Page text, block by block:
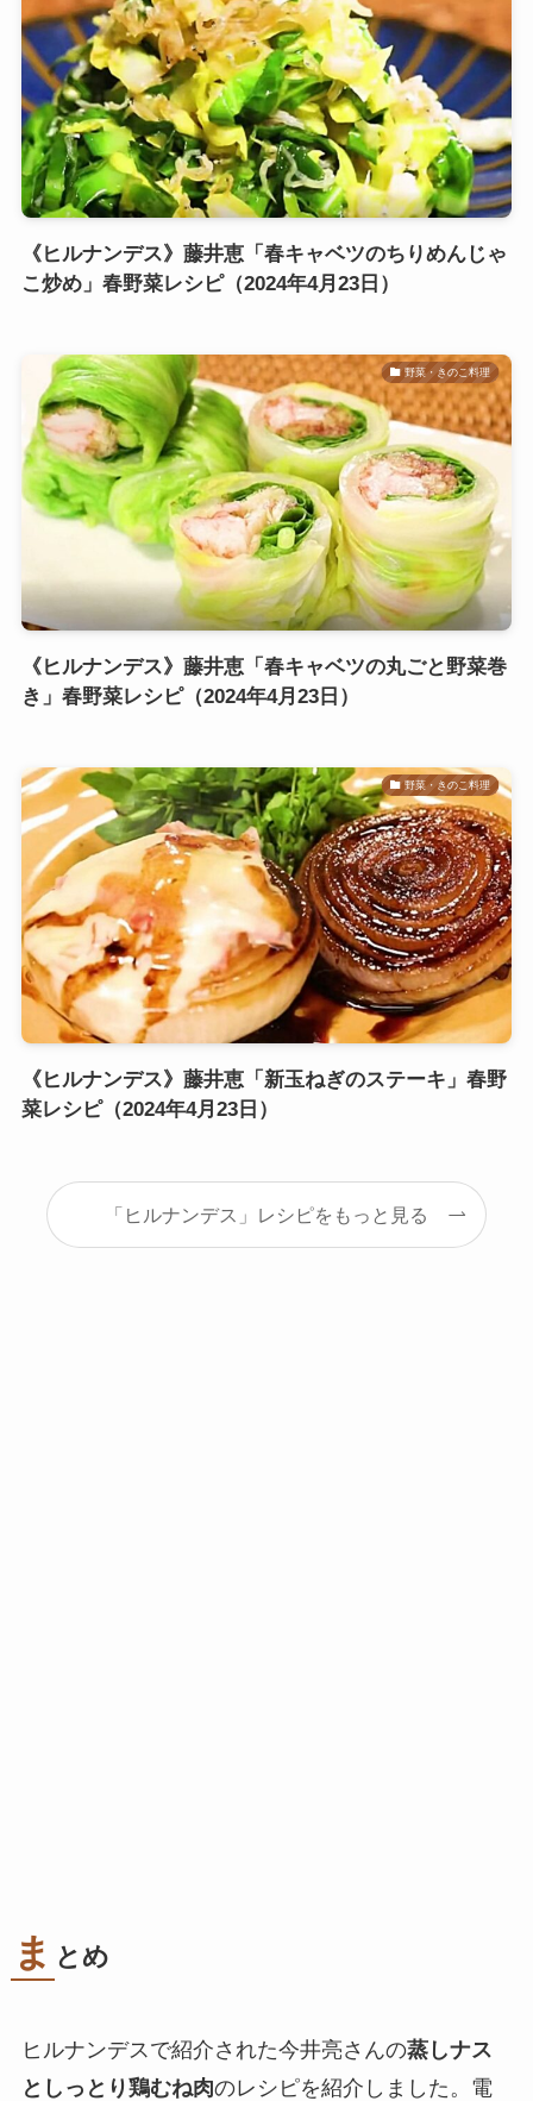
《ヒルナンデス》藤井恵「春キャベツのちりめんじゃ
こ炒め」春野菜レシピ（2024年4月23日）
野菜・きのこ料理
《ヒルナンデス》藤井恵「春キャベツの丸ごと野菜巻
き」春野菜レシピ（2024年4月23日）
野菜・きのこ料理
《ヒルナンデス》藤井恵「新玉ねぎのステーキ」春野
菜レシピ（2024年4月23日）
「ヒルナンデス」レシピをもっと見る
ま とめ
ヒルナンデスで紹介された今井亮さんの蒸しナス
としっとり鶏むね肉のレシピを紹介しました。電